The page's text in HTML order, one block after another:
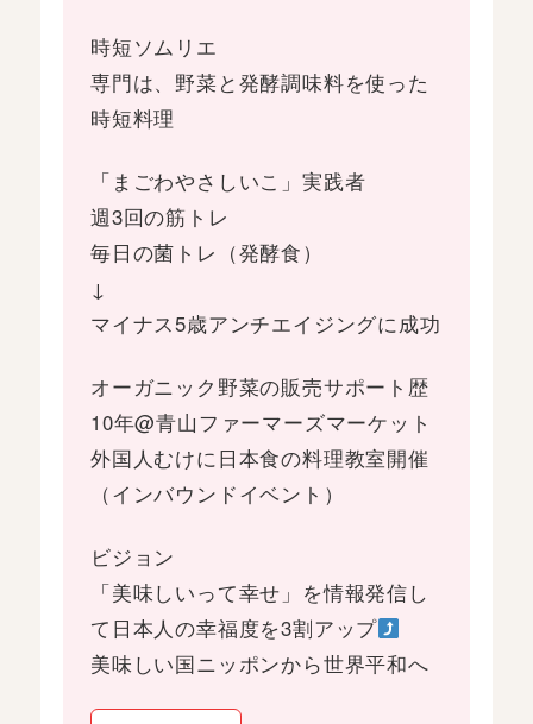
時短ソムリエ
専門は、野菜と発酵調味料を使った
時短料理
「まごわやさしいこ」実践者
週3回の筋トレ
毎日の菌トレ（発酵食）
↓
マイナス5歳アンチエイジングに成功
オーガニック野菜の販売サポート歴
10年@青山ファーマーズマーケット
外国人むけに日本食の料理教室開催
（インバウンドイベント）
ビジョン
「美味しいって幸せ」を情報発信し
て日本人の幸福度を3割アップ
美味しい国ニッポンから世界平和へ